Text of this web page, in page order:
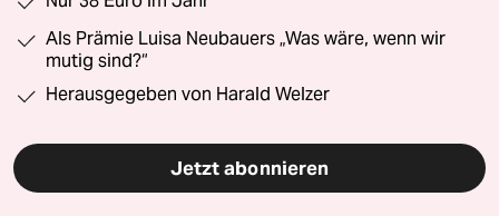
Als Prämie Luisa Neubauers „Was wäre, wenn wir
mutig sind?“
Herausgegeben von Harald Welzer
Jetzt abonnieren